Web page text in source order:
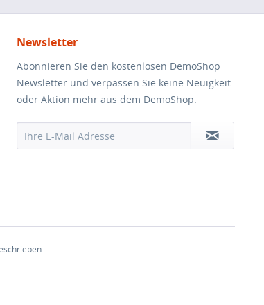
Newsletter
Abonnieren Sie den kostenlosen DemoShop
Newsletter und verpassen Sie keine Neuigkeit
oder Aktion mehr aus dem DemoShop.